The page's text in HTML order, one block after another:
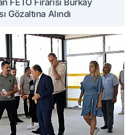
FETÖ Firarisi Burkay
Gözaltına Alındı